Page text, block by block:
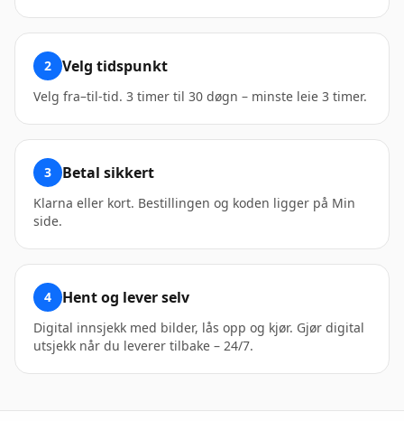
2 Velg tidspunkt
Velg fra–til-tid. 3 timer til 30 døgn – minste leie 3 timer.
3 Betal sikkert
Klarna eller kort. Bestillingen og koden ligger på Min
side.
4 Hent og lever selv
Digital innsjekk med bilder, lås opp og kjør. Gjør digital
utsjekk når du leverer tilbake – 24/7.